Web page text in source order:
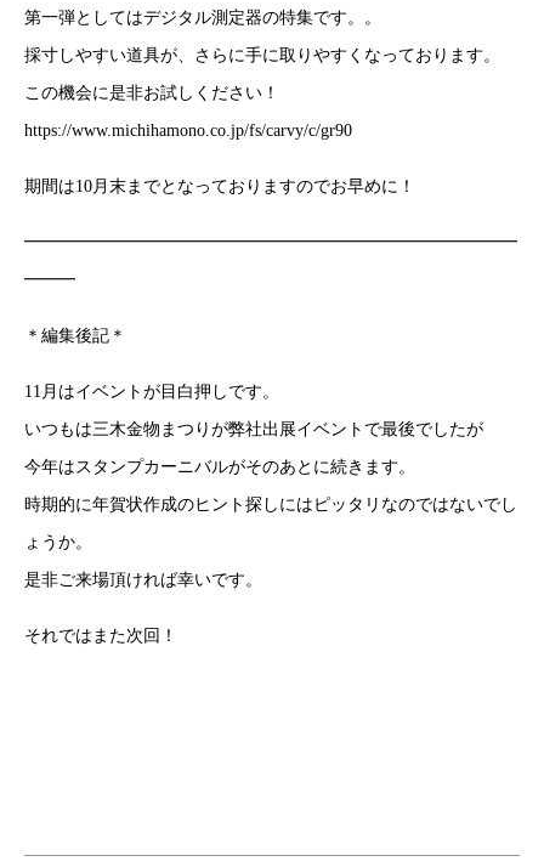
第一弾としてはデジタル測定器の特集です。。
採寸しやすい道具が、さらに手に取りやすくなっております。
この機会に是非お試しください！
https://www.michihamono.co.jp/fs/carvy/c/gr90
期間は10月末までとなっておりますのでお早めに！
━━━━━━━━━━━━━━━━━━━━━━━━━━━━━
━━━
＊編集後記＊
11月はイベントが目白押しです。
いつもは三木金物まつりが弊社出展イベントで最後でしたが
今年はスタンプカーニバルがそのあとに続きます。
時期的に年賀状作成のヒント探しにはピッタリなのではないでし
ょうか。
是非ご来場頂ければ幸いです。
それではまた次回！